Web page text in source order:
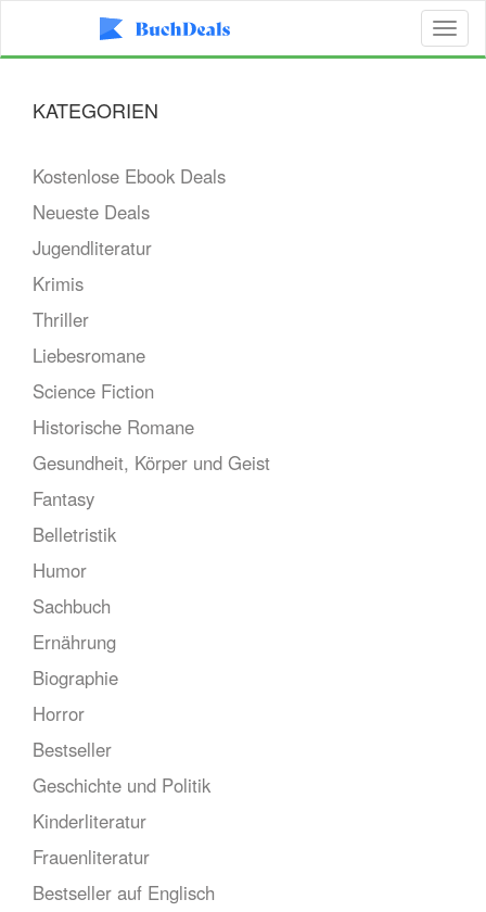
KATEGORIEN
Kostenlose Ebook Deals
Neueste Deals
Jugendliteratur
Krimis
Thriller
Liebesromane
Science Fiction
Historische Romane
Gesundheit, Körper und Geist
Fantasy
Belletristik
Humor
Sachbuch
Ernährung
Biographie
Horror
Bestseller
Geschichte und Politik
Kinderliteratur
Frauenliteratur
Bestseller auf Englisch